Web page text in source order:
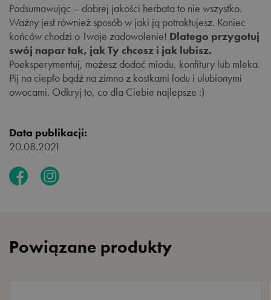
Podsumowując – dobrej jakości herbata to nie wszystko.
Ważny jest również sposób w jaki ją potraktujesz. Koniec
końców chodzi o Twoje zadowolenie! Dlatego przygotuj
swój napar tak, jak Ty chcesz i jak lubisz.
Poeksperymentuj, możesz dodać miodu, konfitury lub mleka.
Pij na ciepło bądź na zimno z kostkami lodu i ulubionymi
owocami. Odkryj to, co dla Ciebie najlepsze :)
Data publikacji:
20.08.2021
Powiązane produkty